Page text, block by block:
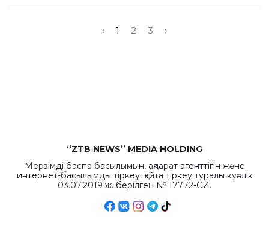
‹ 1 2 3 ›
“ZTB NEWS” MEDIA HOLDING
Мерзімді баспа басылымын, ақпарат агенттігін және
интернет-басылымды тіркеу, қайта тіркеу туралы куәлік
03.07.2019 ж. берілген № 17772-СИ.